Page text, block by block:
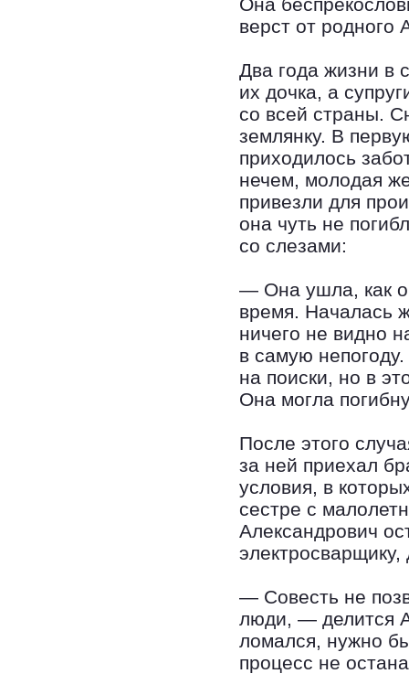
верст от родного
Два года жизни в
их дочка, а
со всей страны.
землянку. В
приходилось
нечем, молодая
привезли для
она чуть не
со слезами:
— Она ушла, как
время. Началась
ничего не видно
в самую
на поиски, но в
Она могла
После этого
за ней приехал
условия, в
сестре с
Александрович
— Совесть не
люди, — делится
ломался, нужно
процесс не